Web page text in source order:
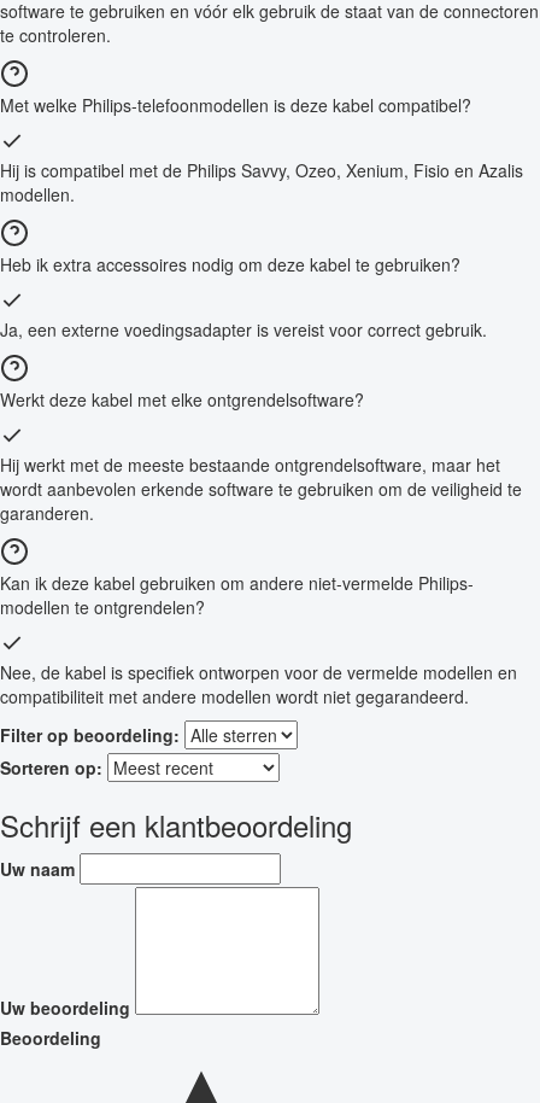
software te gebruiken en vóór elk gebruik de staat van de connectoren
te controleren.
Met welke Philips-telefoonmodellen is deze kabel compatibel?
Hij is compatibel met de Philips Savvy, Ozeo, Xenium, Fisio en Azalis
modellen.
Heb ik extra accessoires nodig om deze kabel te gebruiken?
Ja, een externe voedingsadapter is vereist voor correct gebruik.
Werkt deze kabel met elke ontgrendelsoftware?
Hij werkt met de meeste bestaande ontgrendelsoftware, maar het
wordt aanbevolen erkende software te gebruiken om de veiligheid te
garanderen.
Kan ik deze kabel gebruiken om andere niet-vermelde Philips-
modellen te ontgrendelen?
Nee, de kabel is specifiek ontworpen voor de vermelde modellen en
compatibiliteit met andere modellen wordt niet gegarandeerd.
Filter op beoordeling:
Sorteren op:
Schrijf een klantbeoordeling
Uw naam
Uw beoordeling
Beoordeling